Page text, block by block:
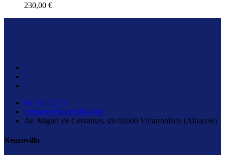
230,00 €
967 14 72 73
contacto@neurovilla.org
Av. Miguel de Cervantes, s/n 02600 Villarrobledo (Albacete)
Neurovilla